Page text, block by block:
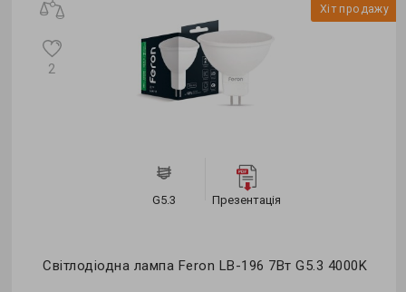
Хіт продажу
G5.3 Презентація
Світлодіодна лампа Feron LB-196 7Вт G5.3 4000K
2